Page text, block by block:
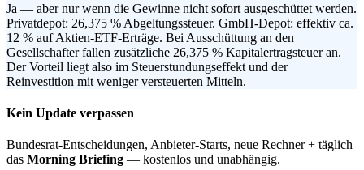
Ja — aber nur wenn die Gewinne nicht sofort ausgeschüttet werden.
Privatdepot: 26,375 % Abgeltungssteuer. GmbH-Depot: effektiv ca.
12 % auf Aktien-ETF-Erträge. Bei Ausschüttung an den
Gesellschafter fallen zusätzliche 26,375 % Kapitalertragsteuer an.
Der Vorteil liegt also im Steuerstundungseffekt und der
Reinvestition mit weniger versteuerten Mitteln.
Kein Update verpassen
Bundesrat-Entscheidungen, Anbieter-Starts, neue Rechner + täglich
das Morning Briefing — kostenlos und unabhängig.